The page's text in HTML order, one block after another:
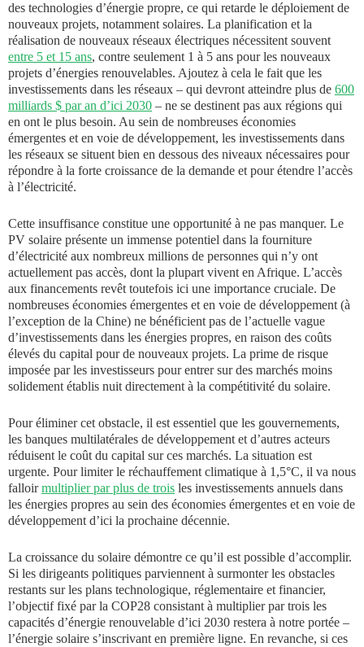
des technologies d’énergie propre, ce qui retarde le déploiement de
nouveaux projets, notamment solaires. La planification et la
réalisation de nouveaux réseaux électriques nécessitent souvent
entre 5 et 15 ans, contre seulement 1 à 5 ans pour les nouveaux
projets d’énergies renouvelables. Ajoutez à cela le fait que les
investissements dans les réseaux – qui devront atteindre plus de 600
milliards $ par an d’ici 2030 – ne se destinent pas aux régions qui
en ont le plus besoin. Au sein de nombreuses économies
émergentes et en voie de développement, les investissements dans
les réseaux se situent bien en dessous des niveaux nécessaires pour
répondre à la forte croissance de la demande et pour étendre l’accès
à l’électricité.
Cette insuffisance constitue une opportunité à ne pas manquer. Le
PV solaire présente un immense potentiel dans la fourniture
d’électricité aux nombreux millions de personnes qui n’y ont
actuellement pas accès, dont la plupart vivent en Afrique. L’accès
aux financements revêt toutefois ici une importance cruciale. De
nombreuses économies émergentes et en voie de développement (à
l’exception de la Chine) ne bénéficient pas de l’actuelle vague
d’investissements dans les énergies propres, en raison des coûts
élevés du capital pour de nouveaux projets. La prime de risque
imposée par les investisseurs pour entrer sur des marchés moins
solidement établis nuit directement à la compétitivité du solaire.
Pour éliminer cet obstacle, il est essentiel que les gouvernements,
les banques multilatérales de développement et d’autres acteurs
réduisent le coût du capital sur ces marchés. La situation est
urgente. Pour limiter le réchauffement climatique à 1,5°C, il va nous
falloirmultiplier par plus de trois les investissements annuels dans
les énergies propres au sein des économies émergentes et en voie de
développement d’ici la prochaine décennie.
La croissance du solaire démontre ce qu’il est possible d’accomplir.
Si les dirigeants politiques parviennent à surmonter les obstacles
restants sur les plans technologique, réglementaire et financier,
l’objectif fixé par la COP28 consistant à multiplier par trois les
capacités d’énergie renouvelable d’ici 2030 restera à notre portée –
l’énergie solaire s’inscrivant en première ligne. En revanche, si ces